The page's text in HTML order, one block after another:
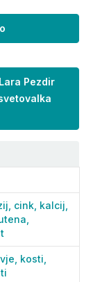
Pezdir
cink, kalcij,
kosti,